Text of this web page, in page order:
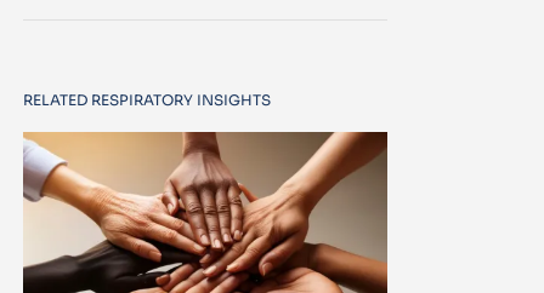
RELATED RESPIRATORY INSIGHTS